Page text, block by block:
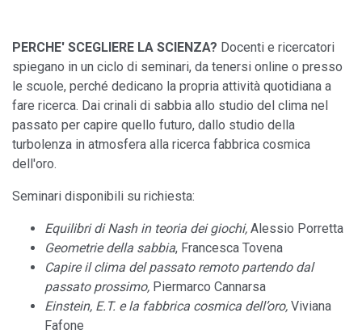
PERCHE' SCEGLIERE LA SCIENZA? Docenti e ricercatori
spiegano in un ciclo di seminari, da tenersi online o presso
le scuole, perché dedicano la propria attività quotidiana a
fare ricerca. Dai crinali di sabbia allo studio del clima nel
passato per capire quello futuro, dallo studio della
turbolenza in atmosfera alla ricerca fabbrica cosmica
dell'oro.
Seminari disponibili su richiesta:
Equilibri di Nash in teoria dei giochi, Alessio Porretta
Geometrie della sabbia, Francesca Tovena
Capire il clima del passato remoto partendo dal
passato prossimo, Piermarco Cannarsa
Einstein, E.T. e la fabbrica cosmica dell’oro, Viviana
Fafone